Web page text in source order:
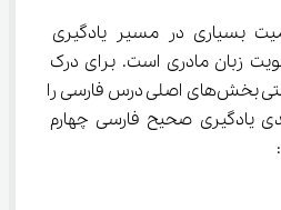
بسیاری در مسیر یادگیری
زبان مادری است. برای درک
اهمیت این یادگیری، بایستی بخش‌های اصلی درس فارسی را
یادگیری صحیح فارسی چهارم